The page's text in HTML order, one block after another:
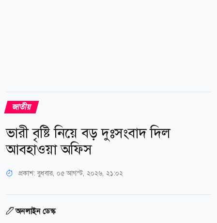
জাতীয়
ভারী বৃষ্টি নিয়ে বড় দুঃসংবাদ দিল
আবহাওয়া অফিস
প্রকাশ:বুধবার, ০৫ আগস্ট, ২০২৬, ২১:০২
অনলাইন ডেস্ক